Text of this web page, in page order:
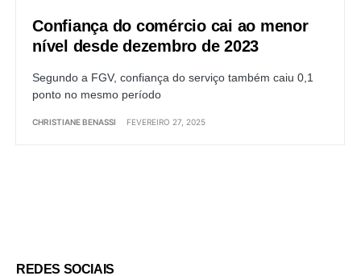
Confiança do comércio cai ao menor
nível desde dezembro de 2023
Segundo a FGV, confiança do serviço também caiu 0,1
ponto no mesmo período
CHRISTIANE BENASSI FEVEREIRO 27, 2025
REDES SOCIAIS